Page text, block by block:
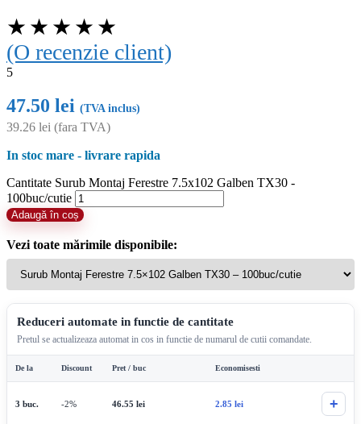
★ ★ ★ ★ ★
(O recenzie client)
5
47.50 lei (TVA inclus)
39.26 lei (fara TVA)
In stoc mare - livrare rapida
Cantitate Surub Montaj Ferestre 7.5x102 Galben TX30 -
100buc/cutie
Adaugă în coș
Vezi toate mărimile disponibile:
Reduceri automate in functie de cantitate
Pretul se actualizeaza automat in cos in functie de numarul de cutii comandate.
De la Discount Pret / buc Economisesti
3 buc. -2% 46.55 lei 2.85 lei +